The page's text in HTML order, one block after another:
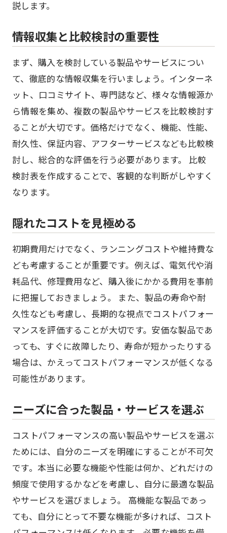
説します。
情報収集と比較検討の重要性
まず、購入を検討している製品やサービスについ
て、徹底的な情報収集を行いましょう。インターネ
ット、口コミサイト、専門誌など、様々な情報源か
ら情報を集め、複数の製品やサービスを比較検討す
ることが大切です。価格だけでなく、機能、性能、
耐久性、保証内容、アフターサービスなども比較検
討し、総合的な評価を行う必要があります。 比較
検討表を作成することで、客観的な判断がしやすく
なります。
隠れたコストを見極める
初期費用だけでなく、ランニングコストや維持費な
ども考慮することが重要です。例えば、電気代や消
耗品代、修理費用など、購入後にかかる費用を事前
に把握しておきましょう。 また、製品の寿命や耐
久性なども考慮し、長期的な視点でコストパフォー
マンスを評価することが大切です。安価な製品であ
っても、すぐに故障したり、寿命が短かったりする
場合は、かえってコストパフォーマンスが低くなる
可能性があります。
ニーズに合った製品・サービスを選ぶ
コストパフォーマンスの高い製品やサービスを選ぶ
ためには、自分のニーズを明確にすることが不可欠
です。本当に必要な機能や性能は何か、どれだけの
頻度で使用するかなどを考慮し、自分に最適な製品
やサービスを選びましょう。 高機能な製品であっ
ても、自分にとって不要な機能が多ければ、コスト